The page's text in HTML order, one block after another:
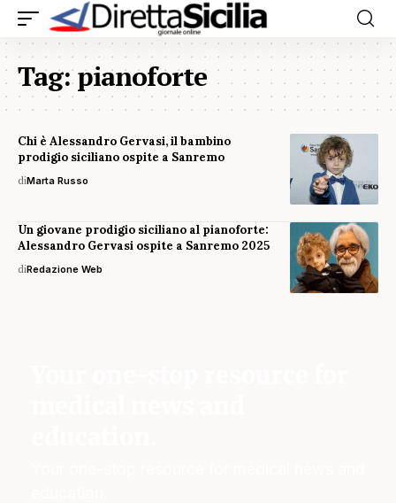
Tag:pianoforte
Chi è Alessandro Gervasi, il bambino
prodigio siciliano ospite a Sanremo
diMarta Russo
Un giovane prodigio siciliano al pianoforte:
Alessandro Gervasi ospite a Sanremo 2025
diRedazione Web